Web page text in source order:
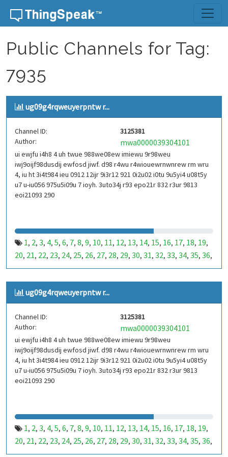
Skip to content
Public Channels for Tag:
7935
ug09g4rqweuyerpntw r...
Channel ID:
3125381
Author:
mwa0000039304101
ui ewjfu i4h8 4 uh twue 988we08ew imiewu 9r98weu
iwj9oijf98dusdij ewfosd jiwf. d98 r4wu r4wiouewrnwnrew rm wru
4, iu ht 3i4t984 ieu 0912 12ijr 9i3r12 921 0i2u02 i0tu 9u5yi4 u08t5y
u7 u-iu056 975u5i09u 7 ioyh. 3uto34j r93 epo21r 832 r3ur 9813
eoi21093 290
1, 2, 3, 4, 5, 6, 7, 8, 9, 10, 11, 12, 13, 14, 15, 16, 17, 18, 19,
20, 21, 22, 23, 24, 25, 26, 27, 28, 29, 30, 31, 32, 33, 34, 35, 36,
37,38,39,40,41,42,43,44,45,46,47,48,49,50,51,52,53,
99,100,101,102,103,104,105,106,107,108,109,110,
111,112,113,114,115,116,
123,124,125,126,127,128,129,130,131,132,133,134,
135,136,137 141,142,143
147,148 153,154,155,156,157,158
159,160,161,162,163,164,165 ,166,167,168,
171 ,172,173 ,174,175,176,177,178,179 ,180,181 ,182,
183,184,185,186, 187,188,189 ,190,191,192,193,194
195,196 ,197
231,232,233,234,235,236,237,238,239,
243, 244, 245, 246, 247,248,249,250 ,251,252, 253 ,254,
255 ,256,257, 258,259,260,261,262,263 ,264,265 , 266
ug09g4rqweuyerpntw r...
Channel ID:
3125381
Author:
mwa0000039304101
ui ewjfu i4h8 4 uh twue 988we08ew imiewu 9r98weu
iwj9oijf98dusdij ewfosd jiwf. d98 r4wu r4wiouewrnwnrew rm wru
4, iu ht 3i4t984 ieu 0912 12ijr 9i3r12 921 0i2u02 i0tu 9u5yi4 u08t5y
u7 u-iu056 975u5i09u 7 ioyh. 3uto34j r93 epo21r 832 r3ur 9813
eoi21093 290
1, 2, 3, 4, 5, 6, 7, 8, 9, 10, 11, 12, 13, 14, 15, 16, 17, 18, 19,
20, 21, 22, 23, 24, 25, 26, 27, 28, 29, 30, 31, 32, 33, 34, 35, 36,
37,38,39,40,41,42,43,44,45,46,47,48,49,50,51,52,53,